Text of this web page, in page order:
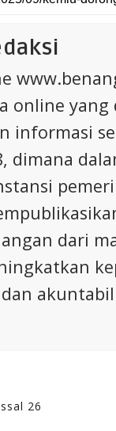
online
informasi
dimana
dari
26